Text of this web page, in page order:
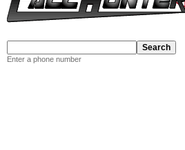
Enter a phone number